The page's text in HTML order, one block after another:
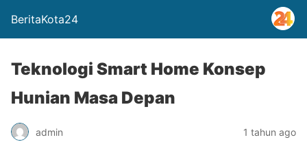
BeritaKota24
Teknologi Smart Home Konsep
Hunian Masa Depan
admin 1 tahun ago